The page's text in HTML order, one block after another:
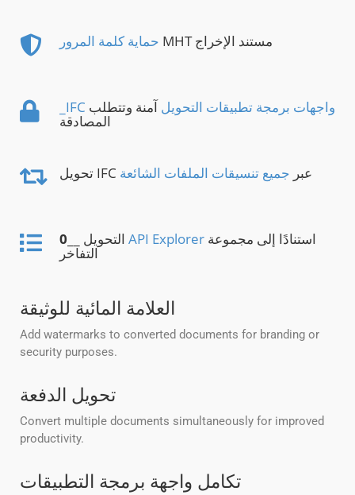
حماية كلمة المرور MHT مستند الإخراج
_IFC واجهات برمجة تطبيقات التحويل آمنة وتتطلب
المصادقة
تحويل IFC عبر جميع تنسيقات الملفات الشائعة
0 API Explorer
التفاخر
العلامة المائية للوثيقة
Add watermarks to converted documents for branding or
security purposes.
تحويل الدفعة
Convert multiple documents simultaneously for improved
productivity.
تكامل واجهة برمجة التطبيقات